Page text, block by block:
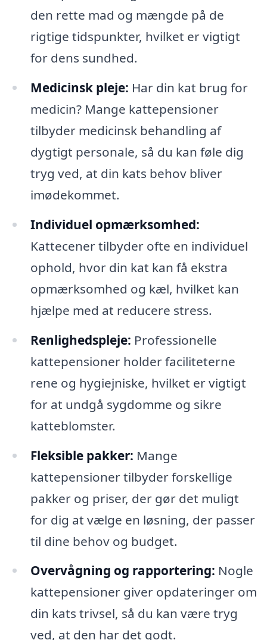
den rette mad og mængde på de
rigtige tidspunkter, hvilket er vigtigt
for dens sundhed.
Medicinsk pleje: Har din kat brug for
medicin? Mange kattepensioner
tilbyder medicinsk behandling af
dygtigt personale, så du kan føle dig
tryg ved, at din kats behov bliver
imødekommet.
Individuel opmærksomhed:
Kattecener tilbyder ofte en individuel
ophold, hvor din kat kan få ekstra
opmærksomhed og kæl, hvilket kan
hjælpe med at reducere stress.
Renlighedspleje: Professionelle
kattepensioner holder faciliteterne
rene og hygiejniske, hvilket er vigtigt
for at undgå sygdomme og sikre
katteblomster.
Fleksible pakker: Mange
kattepensioner tilbyder forskellige
pakker og priser, der gør det muligt
for dig at vælge en løsning, der passer
til dine behov og budget.
Overvågning og rapportering: Nogle
kattepensioner giver opdateringer om
din kats trivsel, så du kan være tryg
ved, at den har det godt.